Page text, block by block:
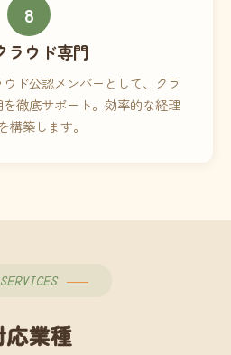
8
ラウド専門
ド公認メンバーとして、クラ
徹底サポート。効率的な経理
構築します。
SERVICES
応業種